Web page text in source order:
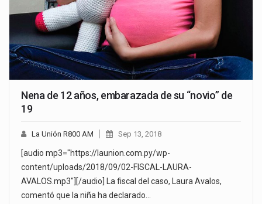
Nena de 12 años, embarazada de su “novio” de
19
La Unión R800 AM Sep 13, 2018
[audio mp3="https://launion.com.py/wp-
content/uploads/2018/09/02-FISCAL-LAURA-
AVALOS.mp3"][/audio] La fiscal del caso, Laura Avalos,
comentó que la niña ha declarado…